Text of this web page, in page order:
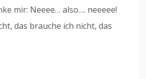
mir: Neeee… also…. neeeee!
das brauche ich nicht, das